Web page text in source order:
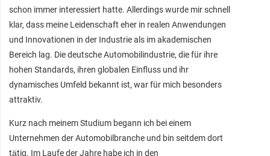
schon immer interessiert hatte. Allerdings wurde mir schnell
klar, dass meine Leidenschaft eher in realen Anwendungen
und Innovationen in der Industrie als im akademischen
Bereich lag. Die deutsche Automobilindustrie, die für ihre
hohen Standards, ihren globalen Einfluss und ihr
dynamisches Umfeld bekannt ist, war für mich besonders
attraktiv.
Kurz nach meinem Studium begann ich bei einem
Unternehmen der Automobilbranche und bin seitdem dort
tätig. Im Laufe der Jahre habe ich in den